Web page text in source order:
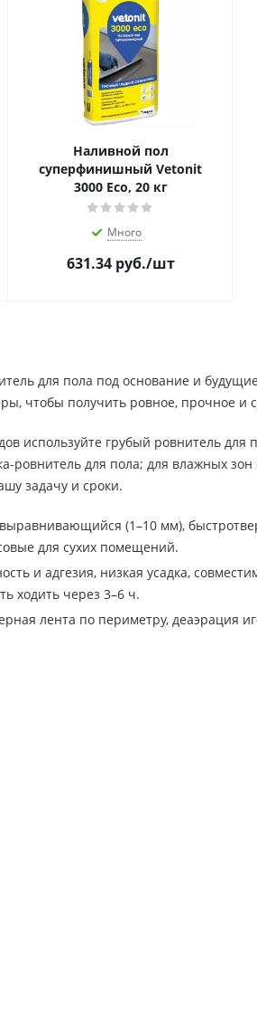
Наливной пол
суперфинишный Vetonit
3000 Eco, 20 кг
Много
631.34руб./шт
для пола под основание и
чтобы получить ровное, прочное и
используйте грубый ровнитель
ровнитель для пола; для влажных
задачу и сроки.
(1–10 мм),
для сухих помещений.
и адгезия, низкая усадка,
ходить через 3–6 ч.
лента по периметру, деаэрация